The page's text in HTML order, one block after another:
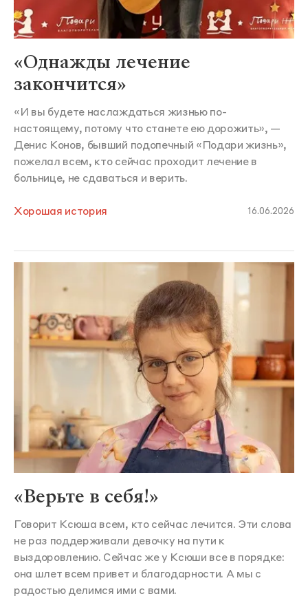
«Однажды лечение
закончится»
«И вы будете наслаждаться жизнью по-
настоящему, потому что станете ею дорожить», —
Денис Конов, бывший подопечный «Подари жизнь»,
пожелал всем, кто сейчас проходит лечение в
больнице, не сдаваться и верить.
Хорошая история 16.06.2026
«Верьте в себя!»
Говорит Ксюша всем, кто сейчас лечится. Эти слова
не раз поддерживали девочку на пути к
выздоровлению. Сейчас же у Ксюши все в порядке:
она шлет всем привет и благодарности. А мы с
радостью делимся ими с вами.